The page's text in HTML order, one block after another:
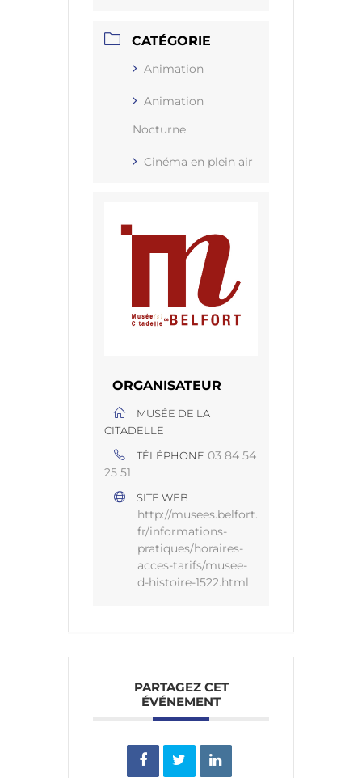
CATÉGORIE
Animation
Animation
Nocturne
Cinéma en plein air
ORGANISATEUR
MUSÉE DE LA
CITADELLE
TÉLÉPHONE 03 84 54
25 51
SITE WEB
http://musees.belfort.
fr/informations-
pratiques/horaires-
acces-tarifs/musee-
d-histoire-1522.html
PARTAGEZ CET
ÉVÉNEMENT